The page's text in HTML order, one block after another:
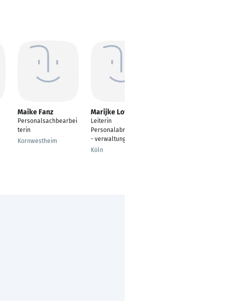
Maike Fanz
Personalsachbearbei
terin
Kornwestheim
Marijke Loft
Leiterin
Personalabrechnung/
- verwaltung
Köln